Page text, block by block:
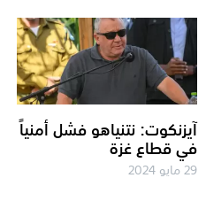
آيزنكوت: نتنياهو فشل أمنياً
في قطاع غزة
29 مايو 2024